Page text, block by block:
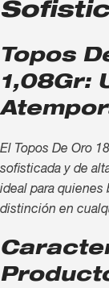
Topos
1,08Gr:
El Topos De Oro
sofisticada y de
ideal para quienes
distinción en